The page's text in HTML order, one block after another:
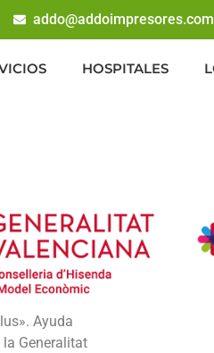
addo@addoimpresores.com
HOSPITALES
Ayuda
Generalitat